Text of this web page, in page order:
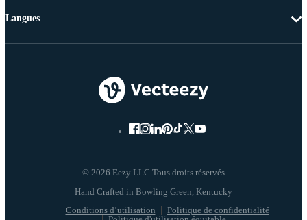
© 2026 Eezy LLC Tous droits réservés
Conditions d’utilisation
Politique de confidentialité
Langues